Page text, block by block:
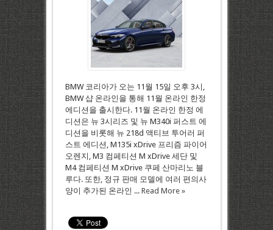
BMW 코리아가 오는 11월 15일 오후 3시,
BMW 샵 온라인을 통해 11월 온라인 한정
에디션을 출시한다. 11월 온라인 한정 에
디션은 뉴 3시리즈 및 뉴 M340i 퍼스트 에
디션을 비롯해 뉴 218d 액티브 투어러 퍼
스트 에디션, M135i xDrive 프리즘 파이어
오렌지, M3 컴페티션 M xDrive 세단 및
M4 컴페티션 M xDrive 쿠페 산마리노 블
루다. 또한, 정규 판매 모델에 여러 편의사
양이 추가된 온라인 ... Read More »